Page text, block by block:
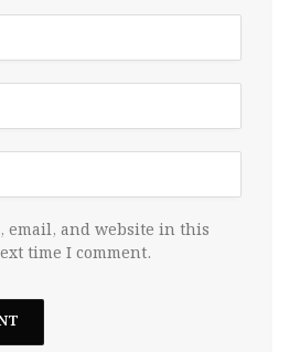
email, and website in this
time I comment.